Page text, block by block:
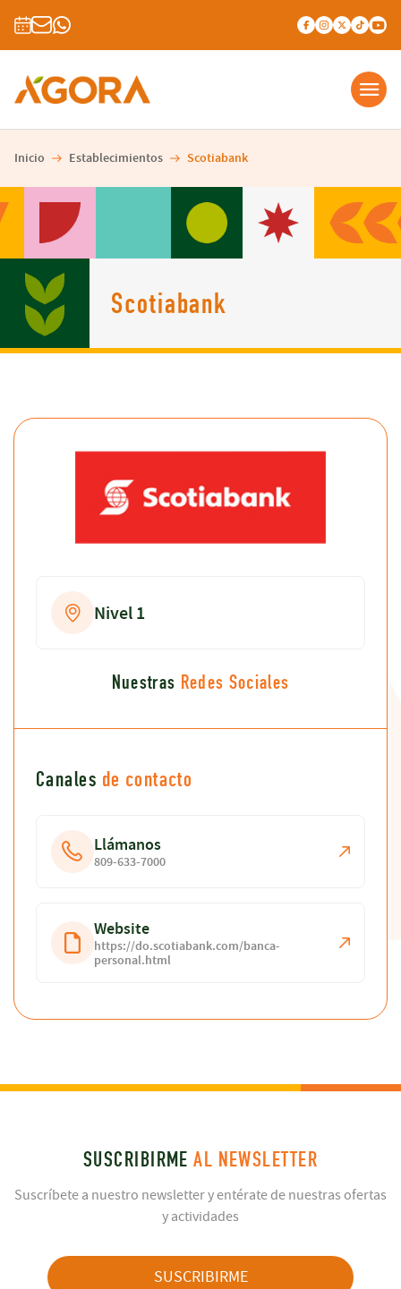
Inicio Establecimientos Scotiabank
Scotiabank
Nivel 1
Nuestras Redes Sociales
Canales de contacto
Llámanos
809-633-7000
Website
https://do.scotiabank.com/banca-
personal.html
SUSCRIBIRMEAL NEWSLETTER
Suscríbete a nuestro newsletter y entérate de nuestras ofertas
y actividades
SUSCRIBIRME